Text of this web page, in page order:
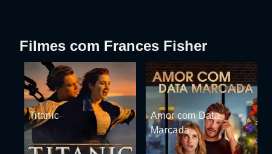
Filmes com Frances Fisher
Titanic
Amor com Data
Marcada